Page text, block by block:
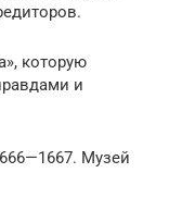
которую
и
Музей